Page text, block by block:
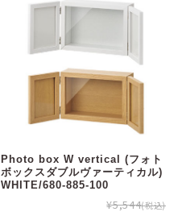
Photo box W vertical (フォト
ボックスダブルヴァーティカル)
WHITE/680-885-100
¥5,544(税込)